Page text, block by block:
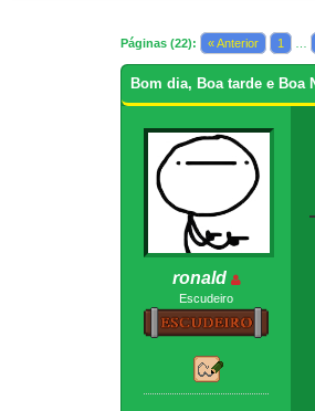
Páginas (22): « Anterior 1
Bom dia, Boa tarde e Boa
ronald
Escudeiro